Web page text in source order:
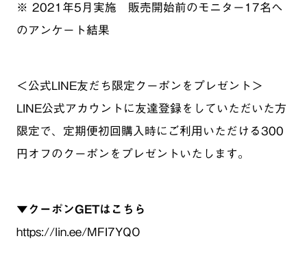
※ 2021年5月実施 販売開始前のモニター17名へ
のアンケート結果
＜公式LINE友だち限定クーポンをプレゼント＞
LINE公式アカウントに友達登録をしていただいた方
限定で、定期便初回購入時にご利用いただける300
円オフのクーポンをプレゼントいたします。
▼クーポンGETはこちら
https://lin.ee/MFI7YQO